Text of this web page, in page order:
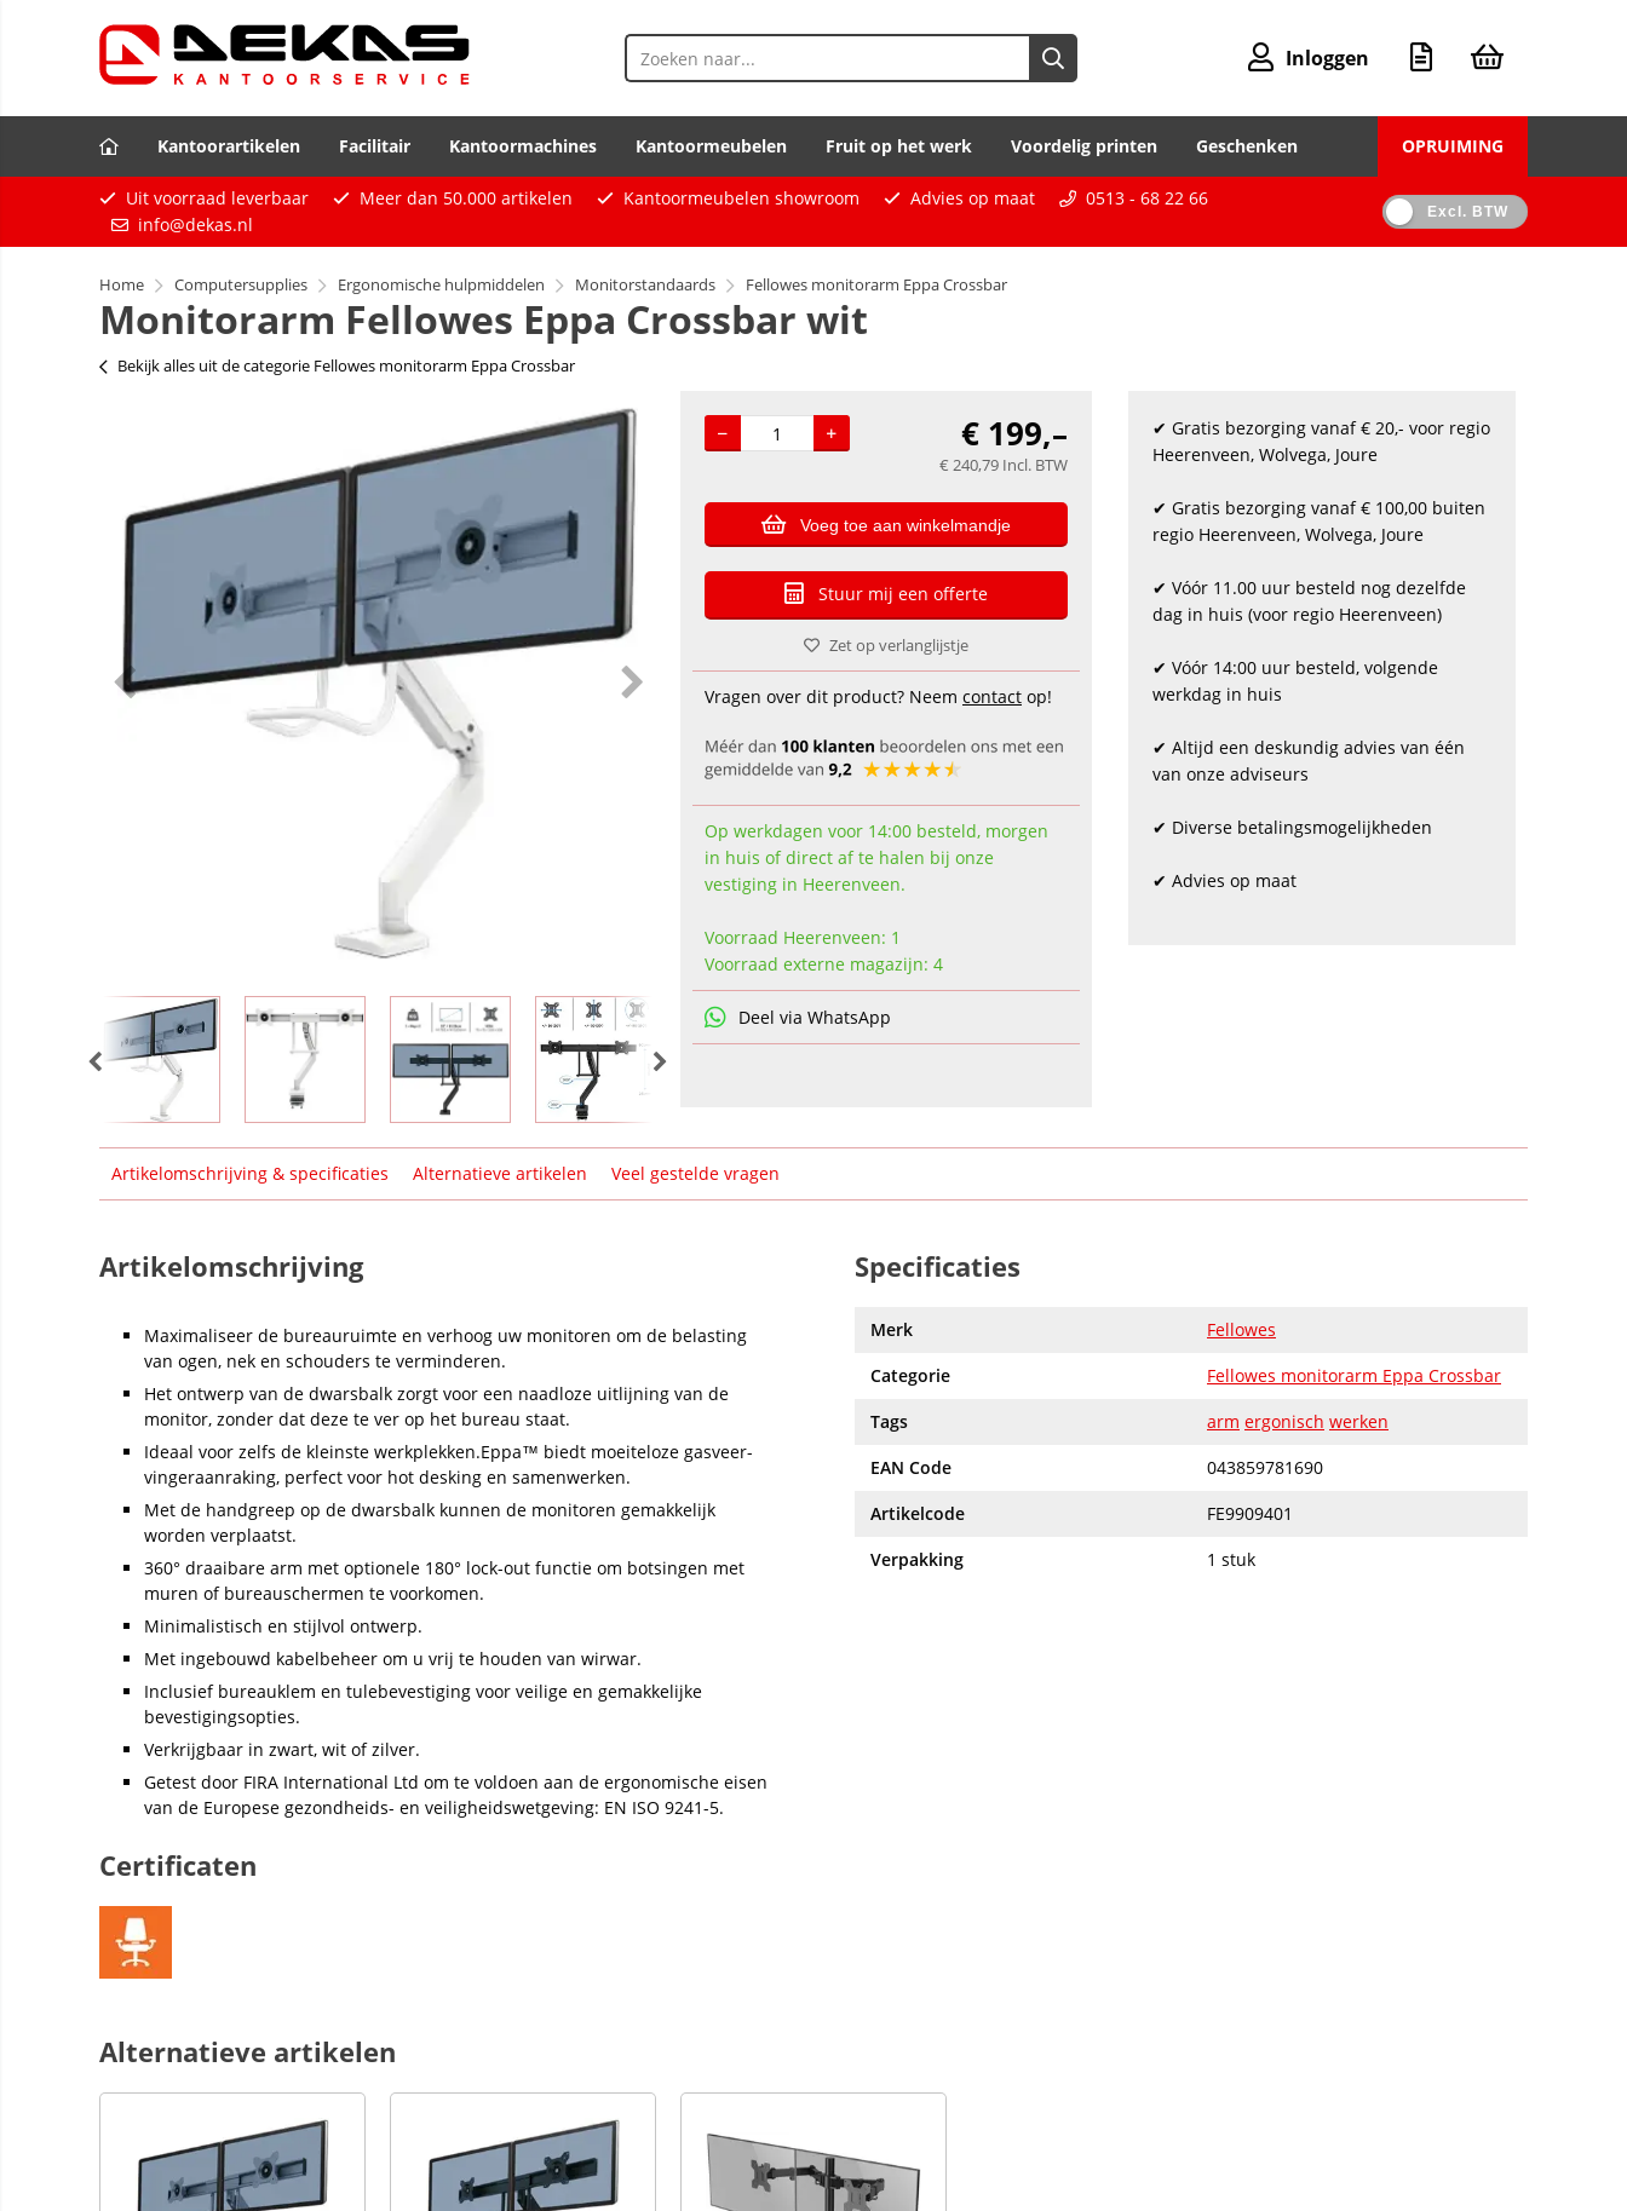
Inloggen
Kantoorartikelen Facilitair Kantoormachines Kantoormeubelen Fruit op het werk Voordelig printen Geschenken OPRUIMING
Uit voorraad leverbaar Meer dan 50.000 artikelen Kantoormeubelen showroom Advies op maat
0513 - 68 22 66
info@dekas.nl
Excl. BTW
Home Computersupplies Ergonomische hulpmiddelen Monitorstandaards Fellowes monitorarm Eppa Crossbar
Monitorarm Fellowes Eppa Crossbar wit
Bekijk alles uit de categorie Fellowes monitorarm Eppa Crossbar
€ 199,–
€ 240,79 Incl. BTW
Voeg toe aan winkelmandje
Stuur mij een offerte
Zet op verlanglijstje
Vragen over dit product? Neem contact op!
Op werkdagen voor 14:00 besteld, morgen
in huis of direct af te halen bij onze
vestiging in Heerenveen.
Voorraad Heerenveen: 1
Voorraad externe magazijn: 4
Deel via WhatsApp
✔ Gratis bezorging vanaf € 20,- voor regio
Heerenveen, Wolvega, Joure
✔ Gratis bezorging vanaf € 100,00 buiten
regio Heerenveen, Wolvega, Joure
✔ Vóór 11.00 uur besteld nog dezelfde
dag in huis (voor regio Heerenveen)
✔ Vóór 14:00 uur besteld, volgende
werkdag in huis
✔ Altijd een deskundig advies van één
van onze adviseurs
✔ Diverse betalingsmogelijkheden
✔ Advies op maat
Artikelomschrijving & specificaties Alternatieve artikelen Veel gestelde vragen
Artikelomschrijving
Maximaliseer de bureauruimte en verhoog uw monitoren om de belasting
van ogen, nek en schouders te verminderen.
Het ontwerp van de dwarsbalk zorgt voor een naadloze uitlijning van de
monitor, zonder dat deze te ver op het bureau staat.
Ideaal voor zelfs de kleinste werkplekken.Eppa™ biedt moeiteloze gasveer-
vingeraanraking, perfect voor hot desking en samenwerken.
Met de handgreep op de dwarsbalk kunnen de monitoren gemakkelijk
worden verplaatst.
360° draaibare arm met optionele 180° lock-out functie om botsingen met
muren of bureauschermen te voorkomen.
Minimalistisch en stijlvol ontwerp.
Met ingebouwd kabelbeheer om u vrij te houden van wirwar.
Inclusief bureauklem en tulebevestiging voor veilige en gemakkelijke
bevestigingsopties.
Verkrijgbaar in zwart, wit of zilver.
Getest door FIRA International Ltd om te voldoen aan de ergonomische eisen
van de Europese gezondheids- en veiligheidswetgeving: EN ISO 9241-5.
Certificaten
Specificaties
Merk
Fellowes
Categorie
Fellowes monitorarm Eppa Crossbar
Tags
arm ergonisch werken
EAN Code
043859781690
Artikelcode
FE9909401
Verpakking
1 stuk
Alternatieve artikelen